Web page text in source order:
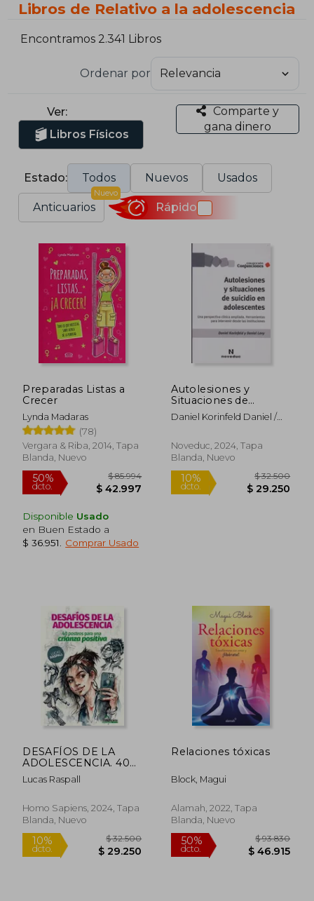
Libros de Relativo a la adolescencia
Encontramos 2.341 Libros
Ordenar por
Ver:
Libros Físicos
Comparte y
gana dinero
Estado: Todos Nuevos Usados
Anticuarios
Nuevo
Rápido
Preparadas Listas a
Crecer
Lynda Madaras
(78)
Vergara & Riba, 2014, Tapa
Blanda, Nuevo
Disponible Usado
en Buen Estado a
$ 36.951
Comprar Usado
Autolesiones y
Situaciones de
Suicidio en
Adolescentes
Daniel Korinfeld Daniel /
Noveduc, 2024, Tapa
Blanda, Nuevo
DESAFÍOS DE LA
ADOLESCENCIA. 40
Posteos para una
crianza positiva
Lucas Raspall
Homo Sapiens, 2024, Tapa
Blanda, Nuevo
Relaciones tóxicas
Block, Magui
Alamah, 2022, Tapa
Blanda, Nuevo